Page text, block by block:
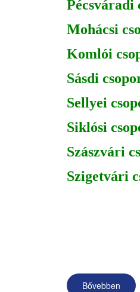
Pécsváradi
Mohácsi
Komlói
Sásdi
Sellyei
Siklósi
Szászvári
Szigetvári
Bővebben